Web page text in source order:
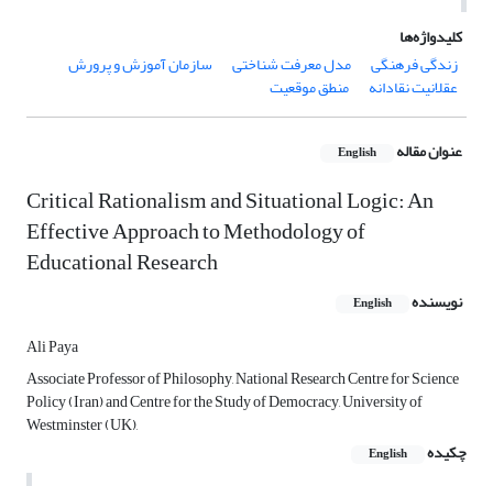
کلیدواژه‌ها
زندگی فرهنگی
مدل معرفت شناختی سازمان آموزش و پرورش
عقلانیت نقادانه منطق موقعیت
عنوان مقاله English
Critical Rationalism and Situational Logic: An
Effective Approach to Methodology of
Educational Research
نویسنده English
Ali Paya
Associate Professor of Philosophy, National Research Centre for Science
Policy (Iran) and Centre for the Study of Democracy, University of
Westminster (UK),
چکیده
English